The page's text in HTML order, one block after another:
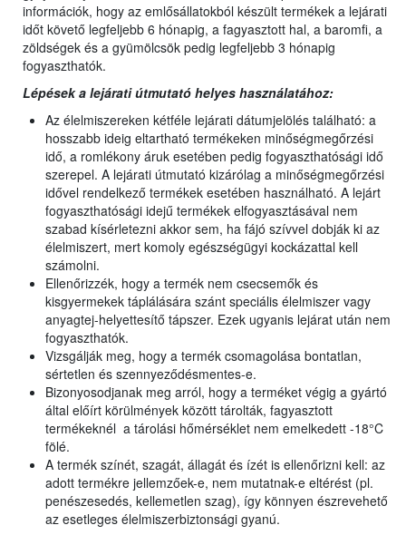
információk, hogy az emlősállatokból készült termékek a lejárati
időt követő legfeljebb 6 hónapig, a fagyasztott hal, a baromfi, a
zöldségek és a gyümölcsök pedig legfeljebb 3 hónapig
fogyaszthatók.
Lépések a lejárati útmutató helyes használatához:
Az élelmiszereken kétféle lejárati dátumjelölés található: a
hosszabb ideig eltartható termékeken minőségmegőrzési
idő, a romlékony áruk esetében pedig fogyaszthatósági idő
szerepel. A lejárati útmutató kizárólag a minőségmegőrzési
idővel rendelkező termékek esetében használható. A lejárt
fogyaszthatósági idejű termékek elfogyasztásával nem
szabad kísérletezni akkor sem, ha fájó szívvel dobják ki az
élelmiszert, mert komoly egészségügyi kockázattal kell
számolni.
Ellenőrizzék, hogy a termék nem csecsemők és
kisgyermekek táplálására szánt speciális élelmiszer vagy
anyagtej-helyettesítő tápszer. Ezek ugyanis lejárat után nem
fogyaszthatók.
Vizsgálják meg, hogy a termék csomagolása bontatlan,
sértetlen és szennyeződésmentes-e.
Bizonyosodjanak meg arról, hogy a terméket végig a gyártó
által előírt körülmények között tárolták, fagyasztott
termékeknél a tárolási hőmérséklet nem emelkedett -18°C
fölé.
A termék színét, szagát, állagát és ízét is ellenőrizni kell: az
adott termékre jellemzőek-e, nem mutatnak-e eltérést (pl.
penészesedés, kellemetlen szag), így könnyen észrevehető
az esetleges élelmiszerbiztonsági gyanú.